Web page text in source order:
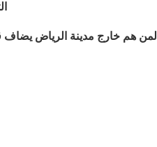
لمن هم خارج مدينة الرياض يضاف قيمة الارسالية 50 ريال